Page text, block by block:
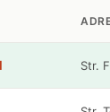
Str.